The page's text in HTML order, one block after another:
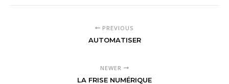
PREVIOUS
AUTOMATISER
NEWER
LA FRISE NUMÉRIQUE